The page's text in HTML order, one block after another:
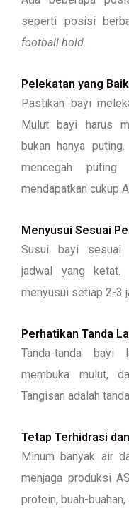
seperti posisi
football hold.
Pelekatan yang Baik
Pastikan bayi
Mulut bayi harus
bukan hanya
mencegah
mendapatkan cukup
Menyusui Sesuai
Susui bayi sesuai
jadwal yang ketat.
menyusui setiap 2-3
Perhatikan Tanda
Tanda-tanda bayi
membuka mulut,
Tangisan adalah
Tetap Terhidrasi
Minum banyak air
menjaga produksi
protein, buah-